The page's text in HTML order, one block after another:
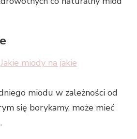
Jakie miody na jakie
miodu w zależności od
się borykamy, może mieć